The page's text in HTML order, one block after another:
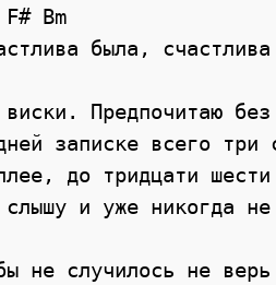
была,
виски. Предпочитаю
записке всего три
до тридцати
и уже никогда
не случилось не